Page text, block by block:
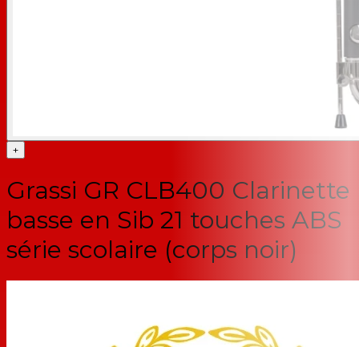
+
Grassi GR CLB400 Clarinette
basse en Sib 21 touches ABS
série scolaire (corps noir)